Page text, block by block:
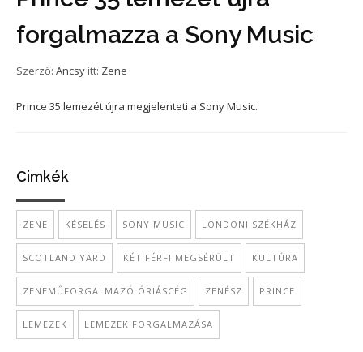
forgalmazza a Sony Music
Szerző: Ancsy itt: Zene
Prince 35 lemezét újra megjelenteti a Sony Music.
Cimkék
ZENE KÉSELÉS SONY MUSIC LONDONI SZÉKHÁZ
SCOTLAND YARD KÉT FÉRFI MEGSÉRÜLT KULTÚRA
ZENEMŰFORGALMAZÓ ÓRIÁSCÉG ZENÉSZ PRINCE
LEMEZEK LEMEZEK FORGALMAZÁSA